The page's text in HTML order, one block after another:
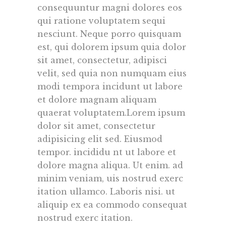
consequuntur magni dolores eos
qui ratione voluptatem sequi
nesciunt. Neque porro quisquam
est, qui dolorem ipsum quia dolor
sit amet, consectetur, adipisci
velit, sed quia non numquam eius
modi tempora incidunt ut labore
et dolore magnam aliquam
quaerat voluptatem.Lorem ipsum
dolor sit amet, consectetur
adipisicing elit sed. Eiusmod
tempor. incididu nt ut labore et
dolore magna aliqua. Ut enim. ad
minim veniam, uis nostrud exerc
itation ullamco. Laboris nisi. ut
aliquip ex ea commodo consequat
nostrud exerc itation.